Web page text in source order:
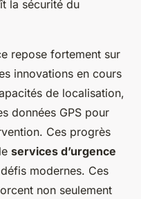
la sécurité du
repose fortement sur
innovations en cours
de localisation,
données GPS pour
Ces progrès
services d’urgence
modernes. Ces
non seulement